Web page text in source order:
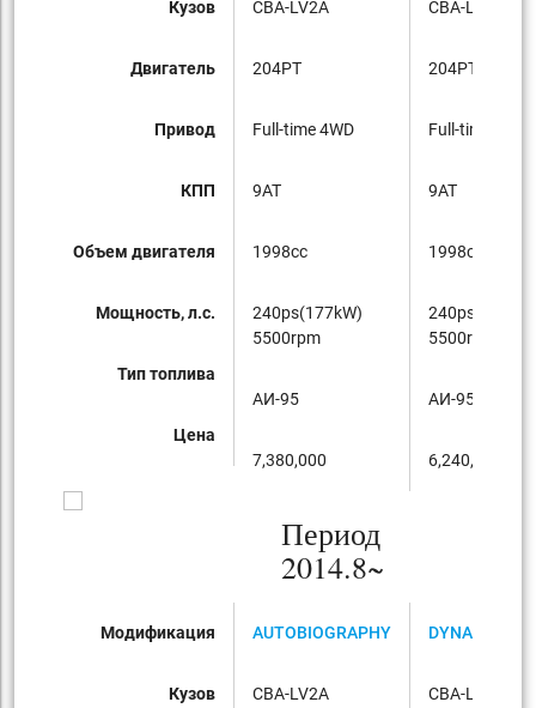
Кузов
Двигатель
Привод
КПП
Объем двигателя
Мощность, л.с.
Тип топлива
Цена
CBA-LV2A
204PT
Full-time 4WD
9AT
1998cc
240ps(177kW)
5500rpm
AИ-95
7,380,000
CBA-LV2A
204PT
Full-time 4WD
9AT
1998cc
5500rpm
AИ-95
6,240,000
Период
2014.8~
Модификация
Кузов
AUTOBIOGRAPHY
CBA-LV2A
DYNAMIC
CBA-LV2A